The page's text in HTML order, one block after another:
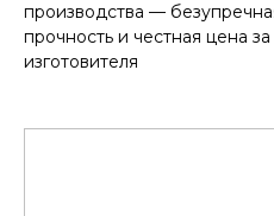
производства —
прочность и честная цена
изготовителя